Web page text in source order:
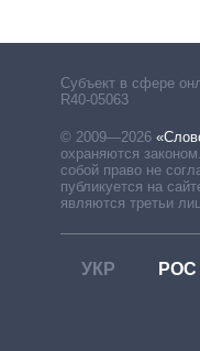
Субъект в сфере
R40-05063
© 2009—2026
охраняются
собой право не
публикуется на
являются третьи
УКР РОС